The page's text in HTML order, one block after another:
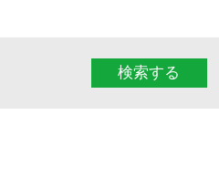
検索する